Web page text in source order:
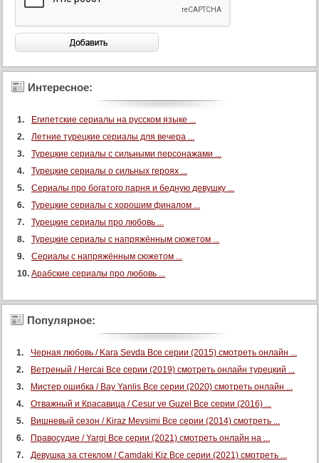
Интересное:
Египетские сериалы на русском языке ...
Летние турецкие сериалы для вечера ...
Турецкие сериалы с сильными персонажами ...
Турецкие сериалы о сильных героях ...
Сериалы про богатого парня и бедную девушку ...
Турецкие сериалы с хорошим финалом ...
Турецкие сериалы про любовь ...
Турецкие сериалы с напряжённым сюжетом ...
Сериалы с напряжённым сюжетом ...
Арабские сериалы про любовь ...
Популярное:
Черная любовь / Kara Sevda Все серии (2015) смотреть онлайн ...
Ветреный / Hercai Все серии (2019) смотреть онлайн турецкий ...
Мистер ошибка / Bay Yanlis Все серии (2020) смотреть онлайн ...
Отважный и Красавица / Cesur ve Guzel Все серии (2016) ...
Вишневый сезон / Kiraz Mevsimi Все серии (2014) смотреть ...
Правосудие / Yargi Все серии (2021) смотреть онлайн на ...
Девушка за стеклом / Camdaki Kiz Все серии (2021) смотреть ...